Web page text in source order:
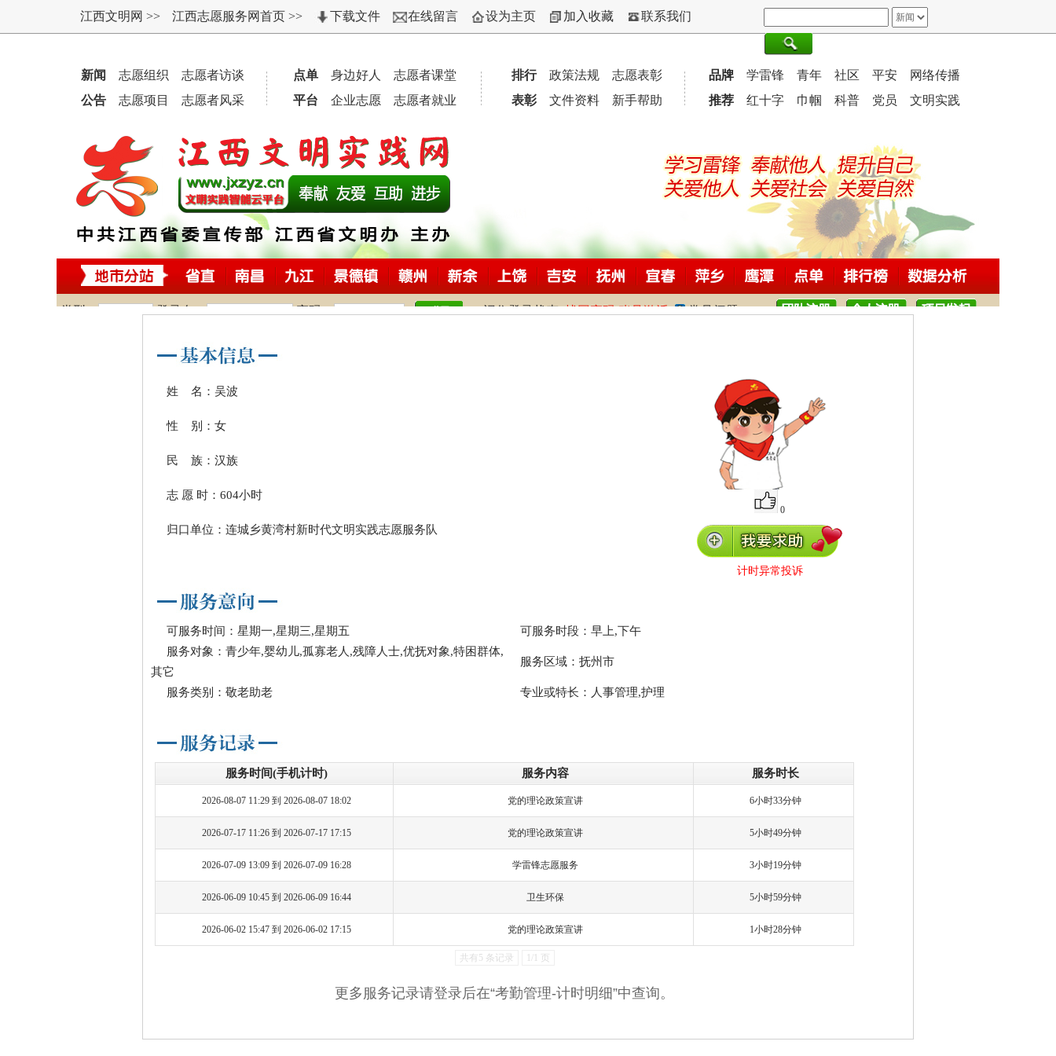
姓 名：吴波
0
计时异常投诉
性 别：女
民 族：汉族
志 愿 时：604小时
归口单位：连城乡黄湾村新时代文明实践志愿服务队
可服务时间：星期一,星期三,星期五
可服务时段：早上,下午
服务对象：青少年,婴幼儿,孤寡老人,残障人士,优抚对象,特困群体,
其它
服务区域：抚州市
服务类别：敬老助老 专业或特长：人事管理,护理